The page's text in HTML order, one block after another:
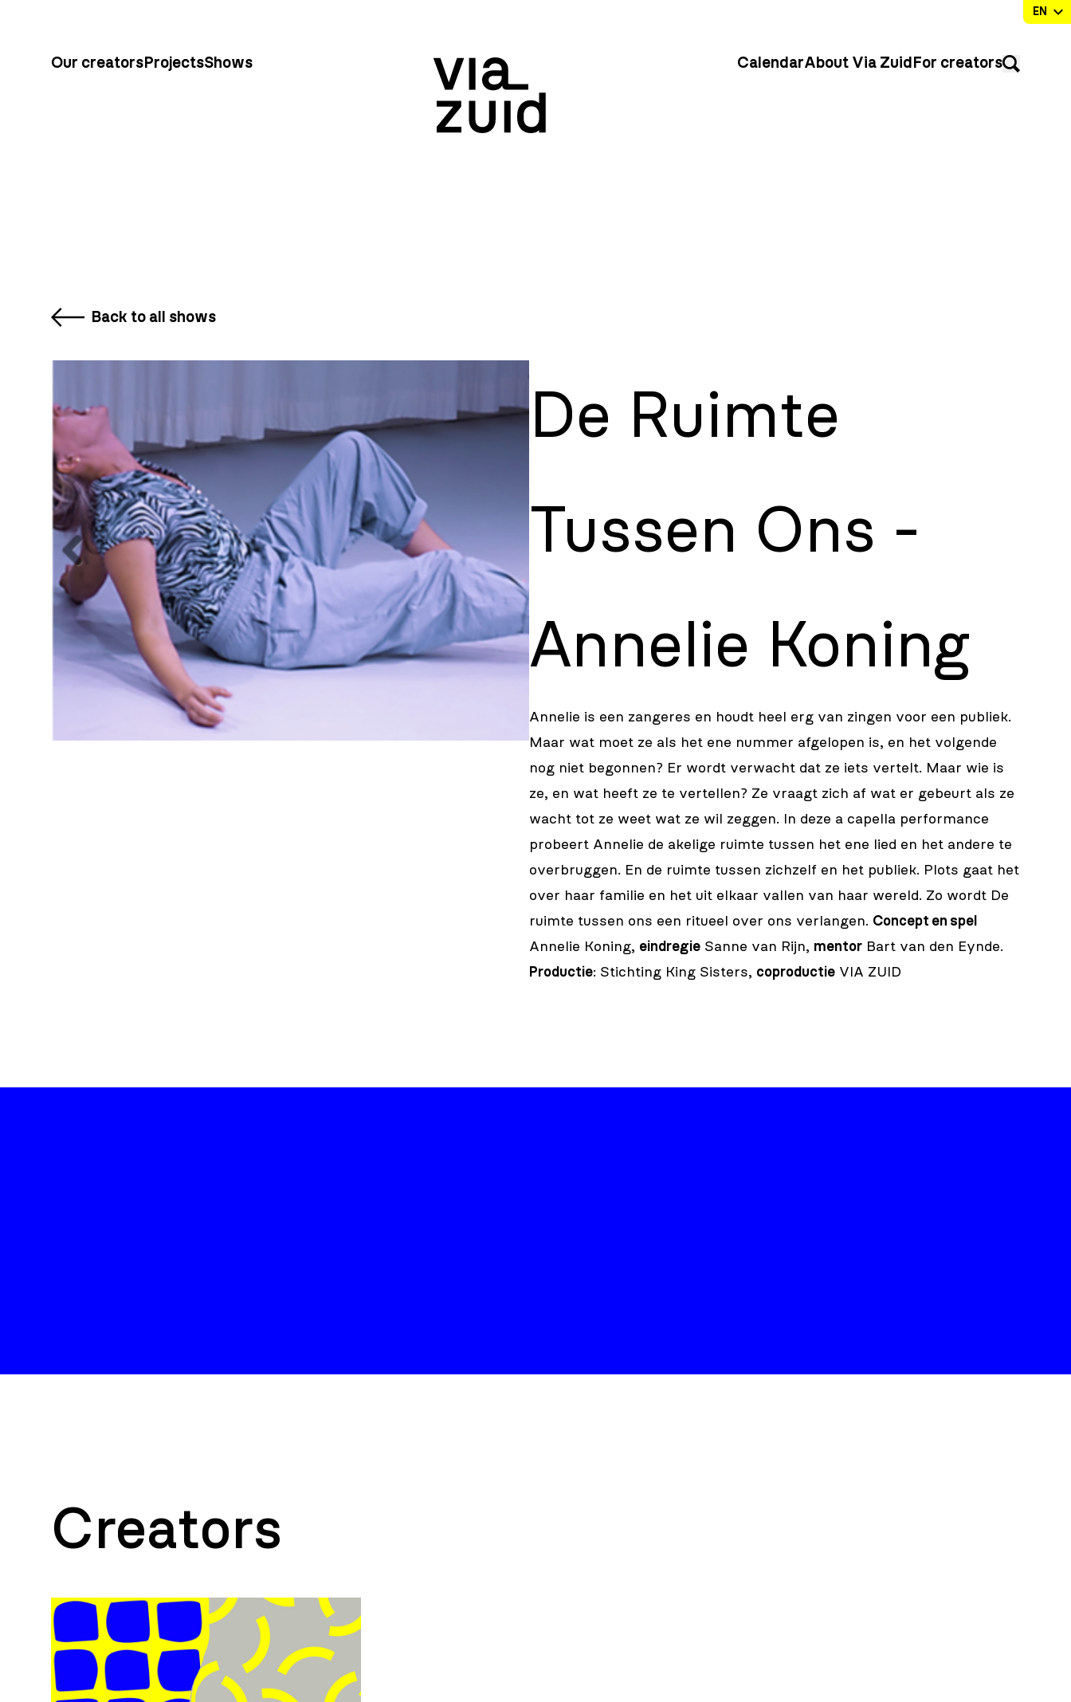
Our creators ProjectsShows CalendarAbout Via Zuid For creators
Back to all shows
De Ruimte
Tussen Ons -
Annelie Koning
Annelie is een zangeres en houdt heel erg van zingen voor een publiek.
Maar wat moet ze als het ene nummer afgelopen is, en het volgende
nog niet begonnen? Er wordt verwacht dat ze iets vertelt. Maar wie is
ze, en wat heeft ze te vertellen? Ze vraagt zich af wat er gebeurt als ze
wacht tot ze weet wat ze wil zeggen. In deze a capella performance
probeert Annelie de akelige ruimte tussen het ene lied en het andere te
overbruggen. En de ruimte tussen zichzelf en het publiek. Plots gaat het
over haar familie en het uit elkaar vallen van haar wereld. Zo wordt De
ruimte tussen ons een ritueel over ons verlangen. Concept en spel
Annelie Koning, eindregie Sanne van Rijn, mentor Bart van den Eynde.
Productie: Stichting King Sisters, coproductie VIA ZUID
Creators